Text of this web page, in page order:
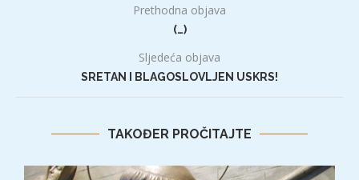
Prethodna objava
(…)
Sljedeća objava
SRETAN I BLAGOSLOVLJEN USKRS!
TAKOĐER PROČITAJTE